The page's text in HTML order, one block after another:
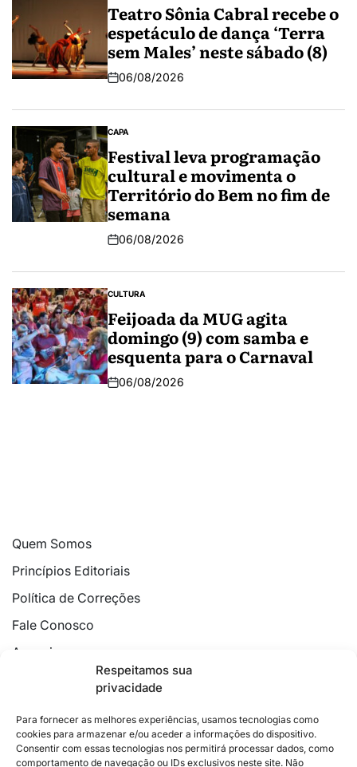
Respeitamos sua
privacidade
Para fornecer as melhores experiências, usamos tecnologias como
cookies para armazenar e/ou aceder a informações do dispositivo.
Consentir com essas tecnologias nos permitirá processar dados, como
comportamento de navegação ou IDs exclusivos neste site. Não
Teatro Sônia Cabral recebe o
espetáculo de dança ‘Terra
sem Males’ neste sábado (8)
06/08/2026
CAPA
Festival leva programação
cultural e movimenta o
Território do Bem no fim de
semana
06/08/2026
CULTURA
Feijoada da MUG agita
domingo (9) com samba e
esquenta para o Carnaval
06/08/2026
Quem Somos
Princípios Editoriais
Política de Correções
Fale Conosco
Anuncie
Política de Cookies